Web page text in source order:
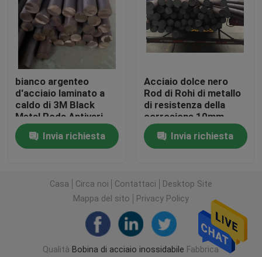
Chi siamo
Fatory Tour
Controllo di qualità
Contattaci
Richiedere un preventivo
Bobina di acciaio inossidabile
Bobina d'acciaio laminata a freddo
bianco argenteo
d'acciaio laminato a
caldo di 3M Black
Metal Rods Antivari
Invia richiesta
Acciaio dolce nero
Rod di Rohi di metallo
di resistenza della
corrosione 10mm
Invia richiesta
Casa Circa noi Contattaci
Desktop Site
Mappa del sito
Privacy Policy
Qualità Bobina di acciaio inossidabile Fabbrica